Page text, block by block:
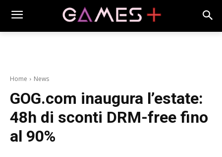
Home News
GOG.com inaugura l’estate:
48h di sconti DRM-free fino
al 90%